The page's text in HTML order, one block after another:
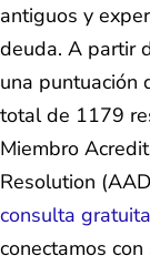
antiguos y
deuda. A partir
una puntuación
total de 1179
Miembro
Resolution
consulta
conectamos